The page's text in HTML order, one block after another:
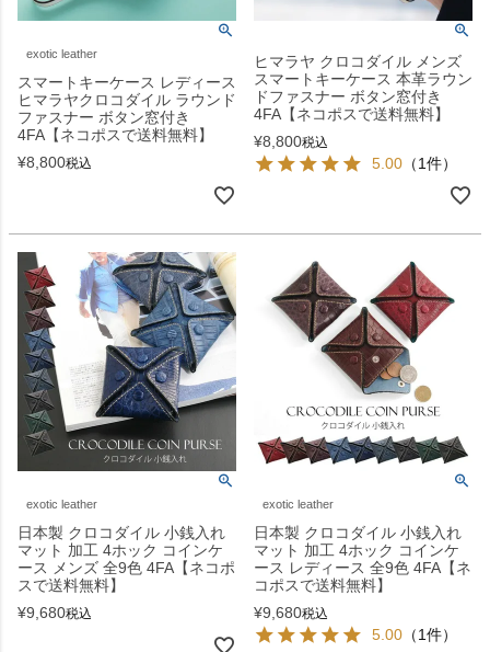
exotic leather
スマートキーケース レディース
ヒマラヤクロコダイル ラウンド
ファスナー ボタン窓付き
4FA【ネコポスで送料無料】
¥8,800税込
ヒマラヤ クロコダイル メンズ
スマートキーケース 本革ラウン
ドファスナー ボタン窓付き
4FA【ネコポスで送料無料】
¥8,800税込
5.00 （1件）
exotic leather
日本製 クロコダイル 小銭入れ
マット 加工 4ホック コインケ
ース メンズ 全9色 4FA【ネコポ
スで送料無料】
¥9,680税込
exotic leather
日本製 クロコダイル 小銭入れ
マット 加工 4ホック コインケ
ース レディース 全9色 4FA【ネ
コポスで送料無料】
¥9,680税込
5.00 （1件）